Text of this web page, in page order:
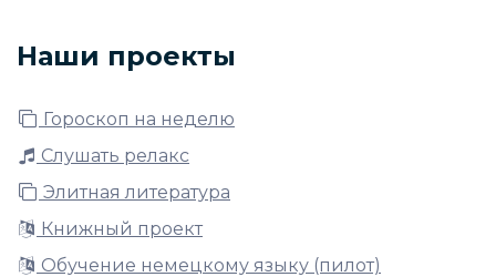
Наши проекты
Гороскоп на неделю
Слушать релакс
Элитная литература
Книжный проект
Обучение немецкому языку (пилот)